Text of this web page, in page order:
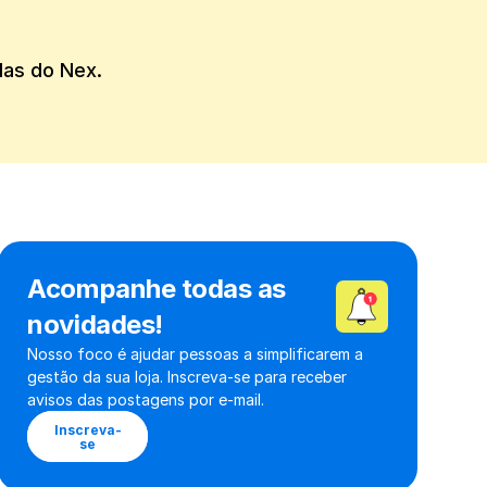
do Nex.
Acompanhe todas as
novidades!
Nosso foco é ajudar pessoas a simplificarem a
gestão da sua loja. Inscreva-se para receber
avisos das postagens por e-mail.
Inscreva-
se